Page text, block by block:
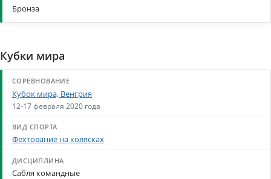
Бронза
Кубки мира
Кубок мира, Венгрия
12-17 февраля 2020 года
Фехтование на колясках
Сабля командные